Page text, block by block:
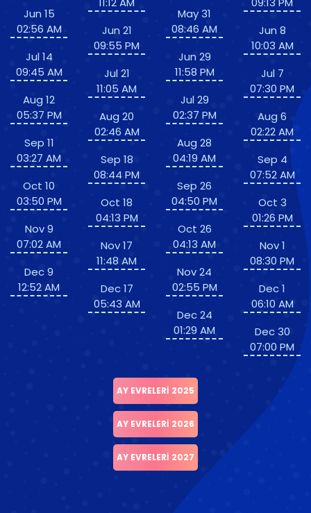
Jun 15
02:56 AM
Jul 14
09:45 AM
Aug 12
05:37 PM
Sep 11
03:27 AM
Oct 10
03:50 PM
Nov 9
07:02 AM
Dec 9
12:52 AM
Jun 21
09:55 PM
Jul 21
11:05 AM
Aug 20
02:46 AM
Sep 18
08:44 PM
Oct 18
04:13 PM
Nov 17
11:48 AM
Dec 17
05:43 AM
May 31
08:46 AM
Jun 29
11:58 PM
Jul 29
02:37 PM
Aug 28
04:19 AM
Sep 26
04:50 PM
Oct 26
04:13 AM
Nov 24
02:55 PM
Dec 24
01:29 AM
Jun 8
10:03 AM
Jul 7
07:30 PM
Aug 6
02:22 AM
Sep 4
07:52 AM
Oct 3
01:26 PM
Nov 1
08:30 PM
Dec 1
06:10 AM
Dec 30
07:00 PM
AY EVRELERI 2025
AY EVRELERI 2026
AY EVRELERI 2027